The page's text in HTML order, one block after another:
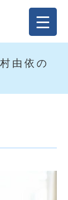
由依の